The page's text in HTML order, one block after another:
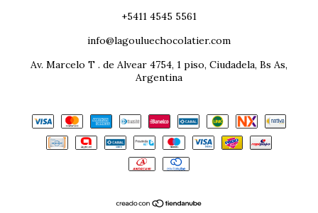
+5411 4545 5561
info@lagouluechocolatier.com
Av. Marcelo T . de Alvear 4754, 1 piso, Ciudadela, Bs As,
Argentina